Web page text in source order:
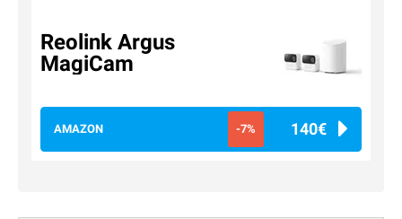
Reolink Argus
MagiCam
AMAZON -7% 140€